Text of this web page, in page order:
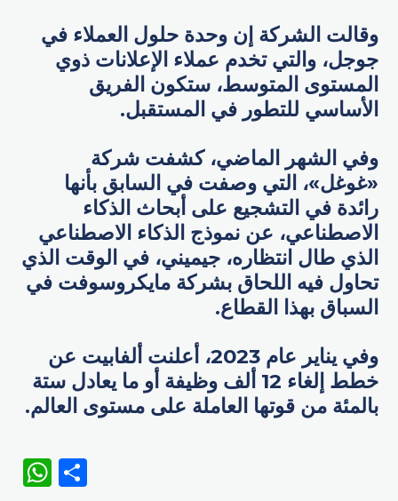
وقالت الشركة إن وحدة حلول العملاء في
جوجل، والتي تخدم عملاء الإعلانات ذوي
المستوى المتوسط، ستكون الفريق
الأساسي للتطور في المستقبل.
وفي الشهر الماضي، كشفت شركة
«غوغل»، التي وصفت في السابق بأنها
رائدة في التشجيع على أبحاث الذكاء
الاصطناعي، عن نموذج الذكاء الاصطناعي
الذي طال انتظاره، جيميني، في الوقت الذي
تحاول فيه اللحاق بشركة مايكروسوفت في
السباق بهذا القطاع.
وفي يناير عام 2023، أعلنت ألفابيت عن
خطط إلغاء 12 ألف وظيفة أو ما يعادل ستة
بالمئة من قوتها العاملة على مستوى العالم.
WhatsApp